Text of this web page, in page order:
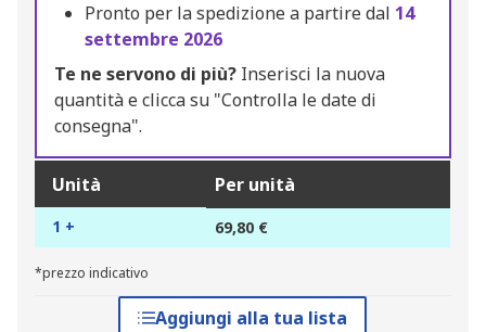
Pronto per la spedizione a partire dal 14
settembre 2026
Te ne servono di più? Inserisci la nuova
quantità e clicca su "Controlla le date di
consegna".
Unità Per unità
1 + 69,80 €
*prezzo indicativo
Aggiungi alla tua lista